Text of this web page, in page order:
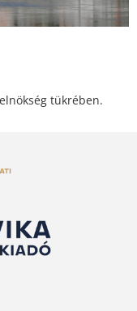
tükrében.